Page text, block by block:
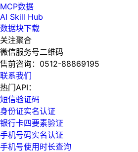
MCP数据
AI Skill Hub
数据块下载
关注聚合
微信服务号二维码
售前咨询： 0512-88869195
联系我们
热门API：
短信验证码
身份证实名认证
银行卡四要素验证
手机号码实名认证
手机号使用时长查询